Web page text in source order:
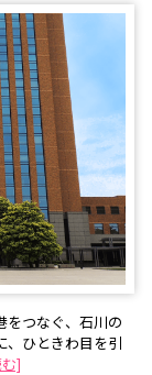
つなぐ、石川の
、ひときわ目を引
]